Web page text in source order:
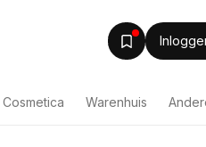
Warenhuis